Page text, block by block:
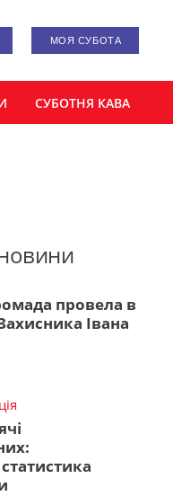
МОЯ СУБОТА
СУБОТНЯ КАВА
провела в
Івана